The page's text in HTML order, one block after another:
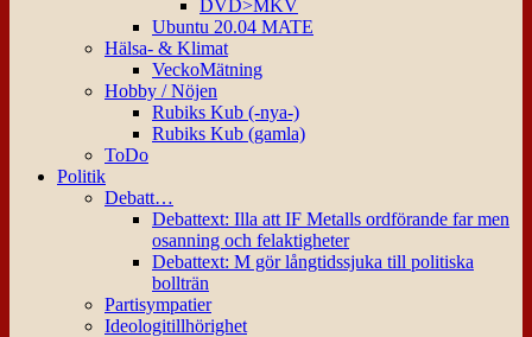
DVD>MKV
Ubuntu 20.04 MATE
Hälsa- & Klimat
VeckoMätning
Hobby / Nöjen
Rubiks Kub (-nya-)
Rubiks Kub (gamla)
ToDo
Politik
Debatt…
Debattext: Illa att IF Metalls ordförande far men
osanning och felaktigheter
Debattext: M gör långtidssjuka till politiska
bollträn
Partisympatier
Ideologitillhörighet